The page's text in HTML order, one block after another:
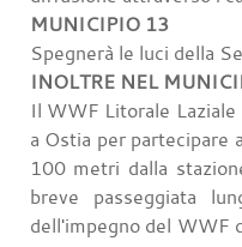
MUNICIPIO 13
Spegnerà le luci della
INOLTRE NEL
Il WWF Litorale
a Ostia per partecipare
100 metri dalla
breve passeggiata
dell'impegno del WWF